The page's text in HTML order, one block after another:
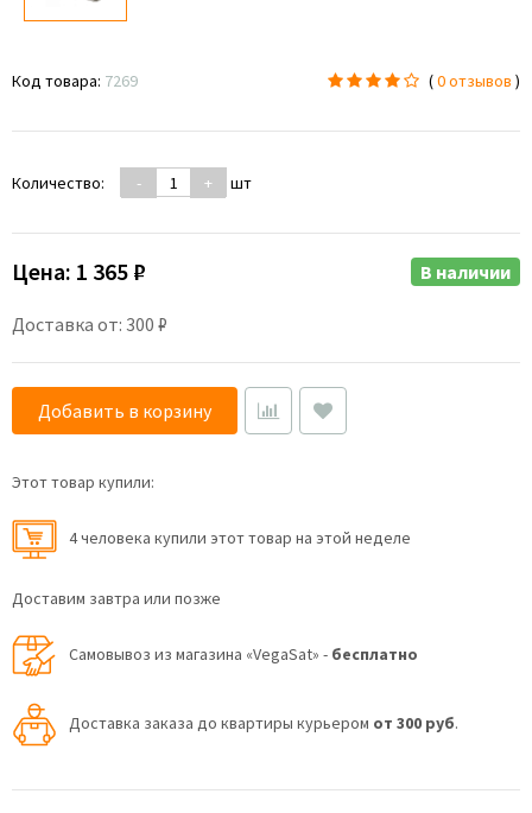
Код товара: 7269 (0 отзывов )
Количество: - + шт
Цена: 1 365 ₽
Доставка от: 300 ₽
В наличии
Добавить в корзину
Этот товар купили:
4 человекa купили этот товар на этой неделе
Доставим завтра или позже
Самовывоз из магазина «VegaSat» - бесплатно
Доставка заказа до квартиры курьером от 300 руб.